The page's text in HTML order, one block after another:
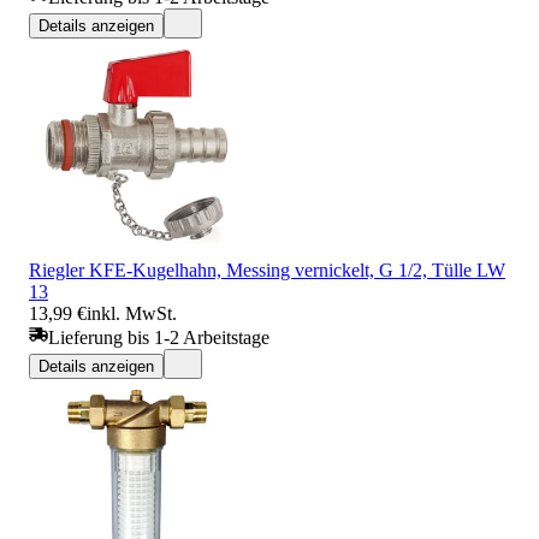
Details anzeigen
Riegler KFE-Kugelhahn, Messing vernickelt, G 1/2, Tülle LW
13
13,99 €inkl. MwSt.
Lieferung bis 1-2 Arbeitstage
Details anzeigen